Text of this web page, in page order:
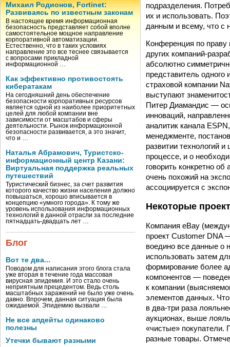
Михаил Родионов, Fortinet:
Развиваясь по известным законам
В настоящее время информационная
безопасность представляет собой вполне
самостоятельное мощное направление
корпоративной автоматизации.
Естественно, что в таких условиях
направление это все теснее связывается
с вопросами прикладной
информационной …
Как эффективно противостоять
кибератакам
На сегодняшний день обеспечение
безопасности корпоративных ресурсов
является одной из наиболее приоритетных
целей для любой компании вне
зависимости от масштабов и сферы
деятельности. Рынок информационной
безопасности развивается, а это значит,
что и …
Наталья Абрамович, Туристско-
информационный центр Казани:
Виртуальная поддержка реальных
путешествий
Туристический бизнес, за счет развития
которого качество жизни населения должно
повышаться, хорошо вписывается в
концепцию «умного города». К тому же
уровень использования информационных
технологий в данной отрасли за последние
пятнадцать-двадцать лет …
Блог
Вот те два...
Поводом для написания этого блога стала
уже вторая в течение года массовая
вирусная эпидемия. И это стало очень
неприятным прецедентом. Ведь столь
масштабных заражений не было уже очень
давно. Впрочем, данная ситуация была
ожидаемой. Эпидемию вызвали …
Не все апдейты одинаково
полезны
Утечки бывают разными
подразделения.
их и использовать.
данным и всему, что с
Конференция по
других компаний-­
абсолютно
представитель
страховой компании
выступают
Питер Диамандис —
инноваций,
аналитик канала
менеджменте,
развитии технологий
процессе, и о
говорить конкретно
очень похожий на
ассоциируется с
Некоторые
Компания eBay
проект Customer DNA
воедино все данные о
использовать затем
формирование более
компонентов —
к компании
элементов данных.
в два­-три раза
аукционах, выше
«чистые» покупатели.
разные товары.